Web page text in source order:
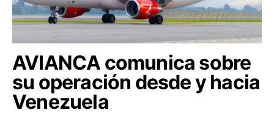
AVIANCA comunica sobre
su operación desde y hacia
Venezuela